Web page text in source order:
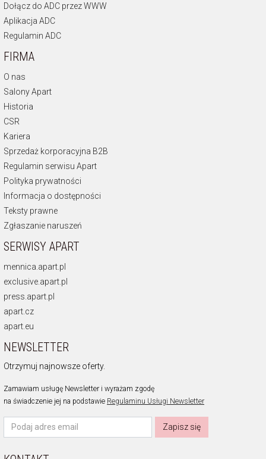
Dołącz do ADC przez WWW
Aplikacja ADC
Regulamin ADC
FIRMA
O nas
Salony Apart
Historia
CSR
Kariera
Sprzedaż korporacyjna B2B
Regulamin serwisu Apart
Polityka prywatności
Informacja o dostępności
Teksty prawne
Zgłaszanie naruszeń
SERWISY APART
mennica.apart.pl
exclusive.apart.pl
press.apart.pl
apart.cz
apart.eu
NEWSLETTER
Otrzymuj najnowsze oferty.
Zamawiam usługę Newsletter i wyrażam zgodę
na świadczenie jej na podstawie Regulaminu Usługi Newsletter
Zapisz się